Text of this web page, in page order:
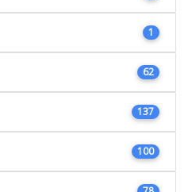
1
62
137
100